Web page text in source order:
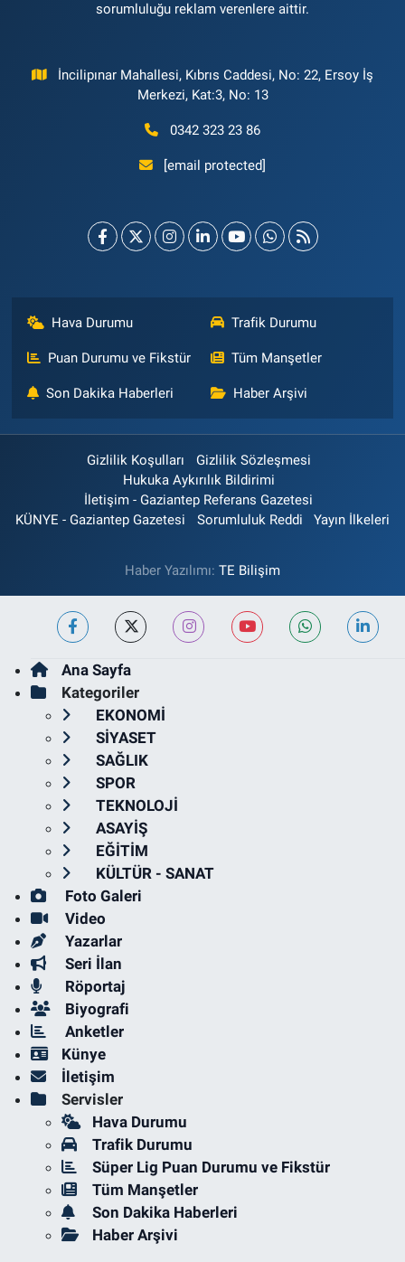
sorumluluğu reklam verenlere aittir.
İncilipınar Mahallesi, Kıbrıs Caddesi, No: 22, Ersoy İş
Merkezi, Kat:3, No: 13
0342 323 23 86
[email protected]
Hava Durumu Trafik Durumu
Puan Durumu ve Fikstür Tüm Manşetler
Son Dakika Haberleri Haber Arşivi
Gizlilik Koşulları
Gizlilik Sözleşmesi
Hukuka Aykırılık Bildirimi
İletişim - Gaziantep Referans Gazetesi
KÜNYE - Gaziantep Gazetesi
Sorumluluk Reddi Yayın İlkeleri
Haber Yazılımı: TE Bilişim
Ana Sayfa
Kategoriler
EKONOMİ
SİYASET
SAĞLIK
SPOR
TEKNOLOJİ
ASAYİŞ
EĞİTİM
KÜLTÜR - SANAT
Foto Galeri
Video
Yazarlar
Seri İlan
Röportaj
Biyografi
Anketler
Künye
İletişim
Servisler
Hava Durumu
Trafik Durumu
Süper Lig Puan Durumu ve Fikstür
Tüm Manşetler
Son Dakika Haberleri
Haber Arşivi